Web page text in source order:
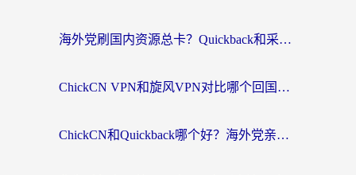
海外党刷国内资源总卡？Quickback和采集蜂好用吗？这篇指南帮你避坑
ChickCN VPN和旋风VPN对比哪个回国效果更好？海外党亲测实用指南
ChickCN和Quickback哪个好？海外党亲测回国加速器，轻松解锁国内资源（附避坑指南）